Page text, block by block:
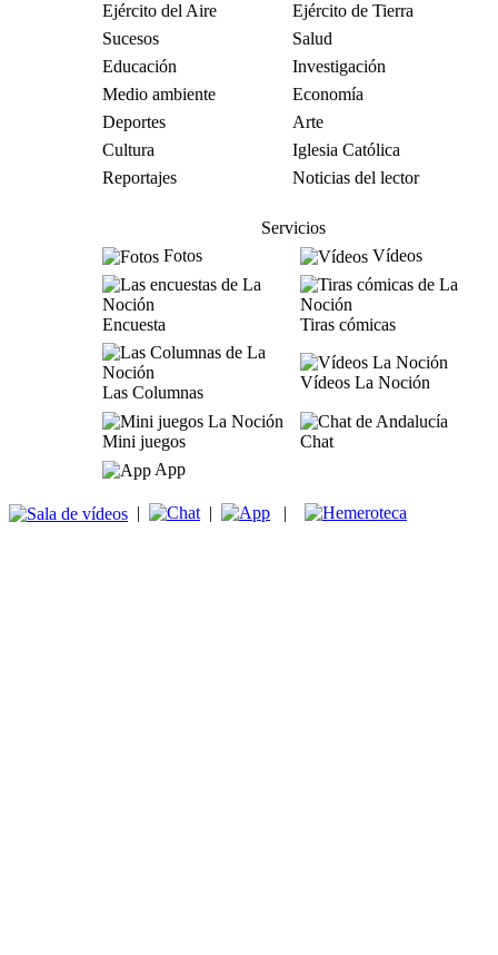
Ejército del Aire
Ejército de Tierra
Sucesos
Salud
Educación
Investigación
Medio ambiente
Economía
Deportes
Arte
Cultura
Iglesia Católica
Reportajes
Noticias del lector
Servicios
Fotos
Vídeos
Encuesta Tiras cómicas
Las Columnas
Vídeos La Noción
Mini juegos
Chat
App
| | |